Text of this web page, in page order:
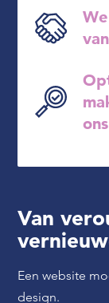
Van
Een website
design.